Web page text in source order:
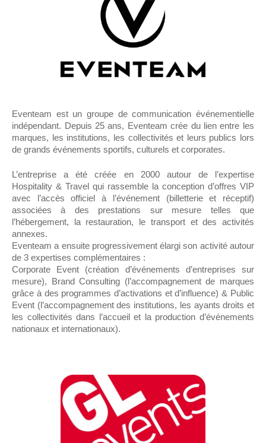
Eventeam est un groupe de communication événementielle
indépendant. Depuis 25 ans, Eventeam crée du lien entre les
marques, les institutions, les collectivités et leurs publics lors
de grands événements sportifs, culturels et corporates.
L’entreprise a été créée en 2000 autour de l’expertise
Hospitality & Travel qui rassemble la conception d’offres VIP
avec l’accès officiel à l’événement (billetterie et réceptif)
associées à des prestations sur mesure telles que
l’hébergement, la restauration, le transport et des activités
annexes.
Eventeam a ensuite progressivement élargi son activité autour
de 3 expertises complémentaires :
Corporate Event (création d’événements d’entreprises sur
mesure), Brand Consulting (l’accompagnement de marques
grâce à des programmes d’activations et d’influence) & Public
Event (l’accompagnement des institutions, les ayants droits et
les collectivités dans l’accueil et la production d’événements
nationaux et internationaux).